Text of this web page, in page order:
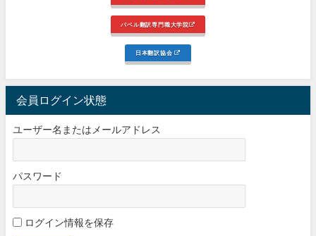
バベル翻訳専門職大学院
日本翻訳協会
会員ログイン状態
ユーザー名またはメールアドレス
パスワード
ログイン情報を保存